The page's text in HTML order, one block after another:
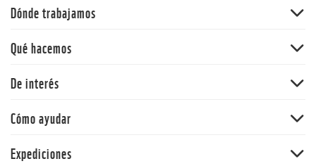
60 aniversario
Nuestras políticas
Dónde trabajamos
Andes
Orinoquia
Qué hacemos
Cambio climático y energía
Alimentos
De interés
Y la Naturaleza qué
Informe Planeta Vivo
Cómo ayudar
Expediciones